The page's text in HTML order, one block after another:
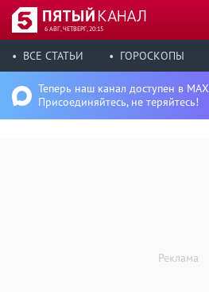
6 АВГ, ЧЕТВЕРГ, 20:15
ВСЕ СТАТЬИ ГОРОСКОПЫ
Теперь наш канал доступен в MAX
Присоединяйтесь, не теряйтесь!